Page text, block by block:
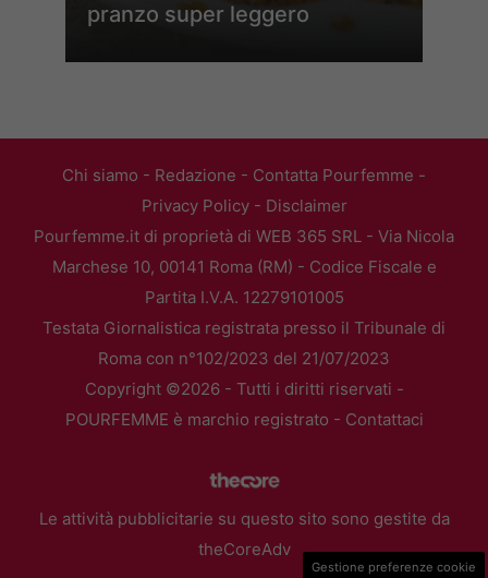
pranzo super leggero
Chi siamo - Redazione - Contatta Pourfemme -
Privacy Policy- Disclaimer
Pourfemme.it di proprietà di WEB 365 SRL - Via Nicola
Marchese 10, 00141 Roma (RM) - Codice Fiscale e
Partita I.V.A. 12279101005
Testata Giornalistica registrata presso il Tribunale di
Roma con n°102/2023 del 21/07/2023
Copyright ©2026 - Tutti i diritti riservati -
POURFEMME è marchio registrato - Contattaci
Le attività pubblicitarie su questo sito sono gestite da
theCoreAdv
Gestione preferenze cookie